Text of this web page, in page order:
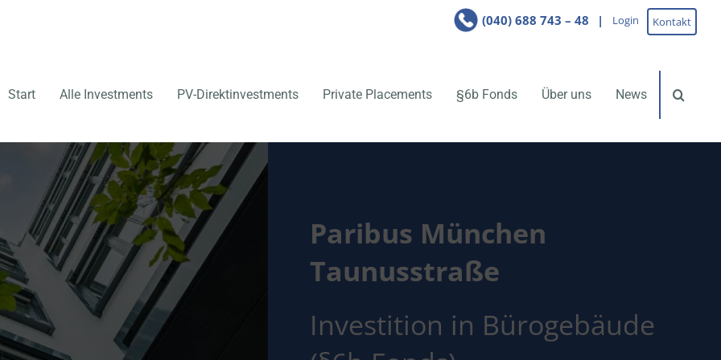
(040) 688 743 – 48 Login Kontakt
Start Alle Investments PV-Direktinvestments Private Placements §6b Fonds Über uns News
Paribus München
Taunusstraße
Investition in Bürogebäude